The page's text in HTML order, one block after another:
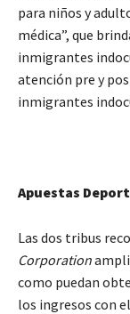
para niños y
médica”, que
inmigrantes
atención pre y
inmigrantes
Apuestas
Las dos tribus
Corporation
como puedan
los ingresos con